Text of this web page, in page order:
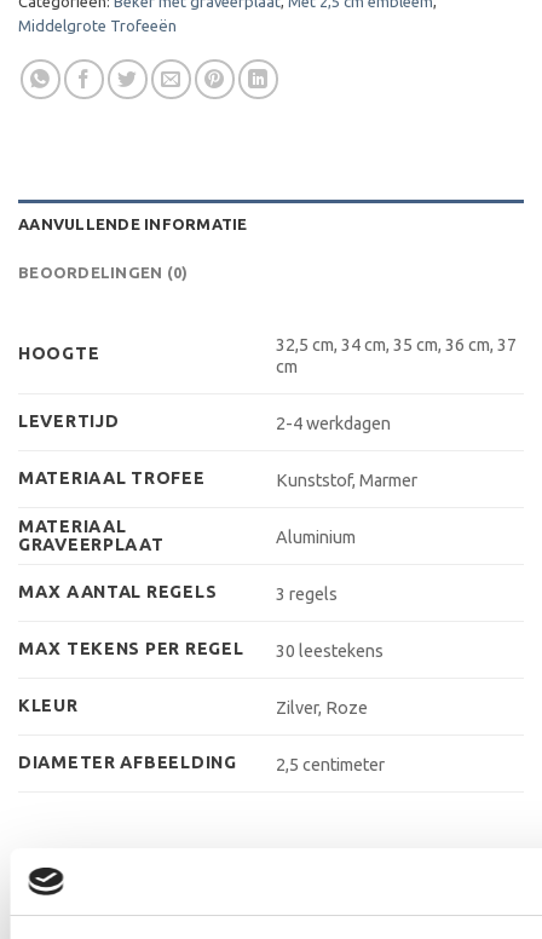
Middelgrote Trofeeën
AANVULLENDE INFORMATIE
BEOORDELINGEN (0)
HOOGTE
32,5 cm, 34 cm, 35 cm, 36 cm, 37
cm
LEVERTIJD 2-4 werkdagen
MATERIAAL TROFEE Kunststof, Marmer
MATERIAAL
GRAVEERPLAAT
Aluminium
MAX AANTAL REGELS 3 regels
MAX TEKENS PER REGEL 30 leestekens
KLEUR Zilver, Roze
DIAMETER AFBEELDING 2,5 centimeter
GERELATEERDE PRODUCTEN